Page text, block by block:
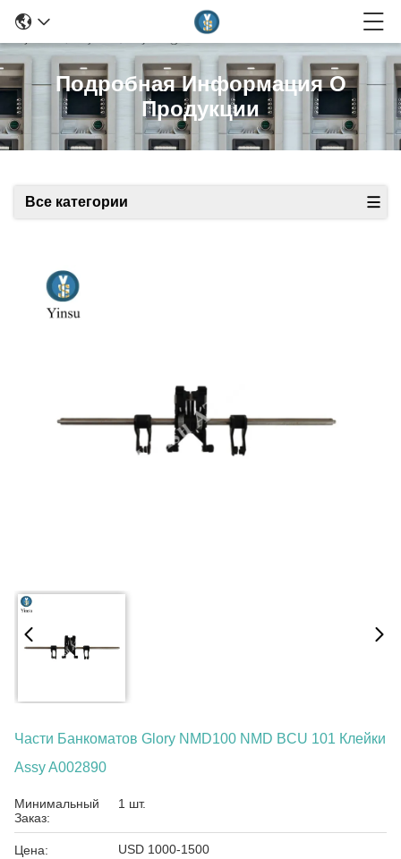
Подробная Информация О
Продукции
Все категории
Части Банкоматов Glory NMD100 NMD BCU 101 Клейки
Assy A002890
Минимальный
Заказ:
1 шт.
Цена: USD 1000-1500